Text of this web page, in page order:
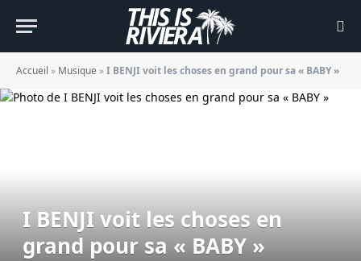
Accueil » Musique »I BENJI voit les choses en grand pour sa « BABY »
I BENJI voit les choses en
grand pour sa « BABY »